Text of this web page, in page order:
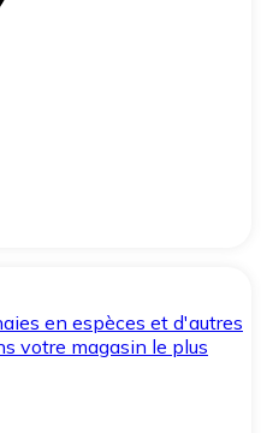
en espèces et d'autres
votre magasin le plus